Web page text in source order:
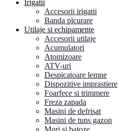
Irigatii
Accesorii irigatii
Banda picurare
Utilaje si echipamente
Accesorii utilaje
Acumulatori
Atomizoare
ATV-uri
Despicatoare lemne
Dispozitive imprastiere
Foarfece si trimmere
Freza zapada
Masini de defrisat
Masini de tuns gazon
Mori si batoze